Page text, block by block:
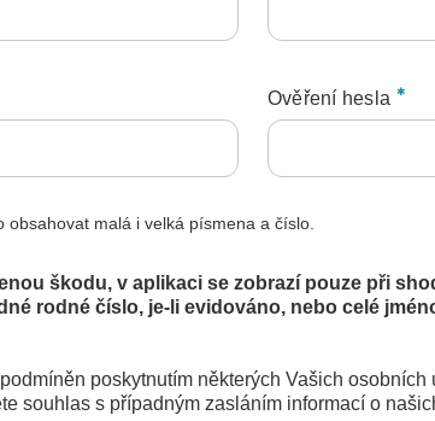
Ověření hesla
malá i velká písmena a číslo.
škodu, v aplikaci se zobrazí pouze při
rodné číslo, je-li evidováno, nebo celé
poskytnutím některých Vašich
souhlas s případným zasláním informací o